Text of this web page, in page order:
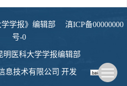
学学报》编辑部 滇ICP备00000000
号-0
明医科大学学报编辑部
息技术有限公司 开发